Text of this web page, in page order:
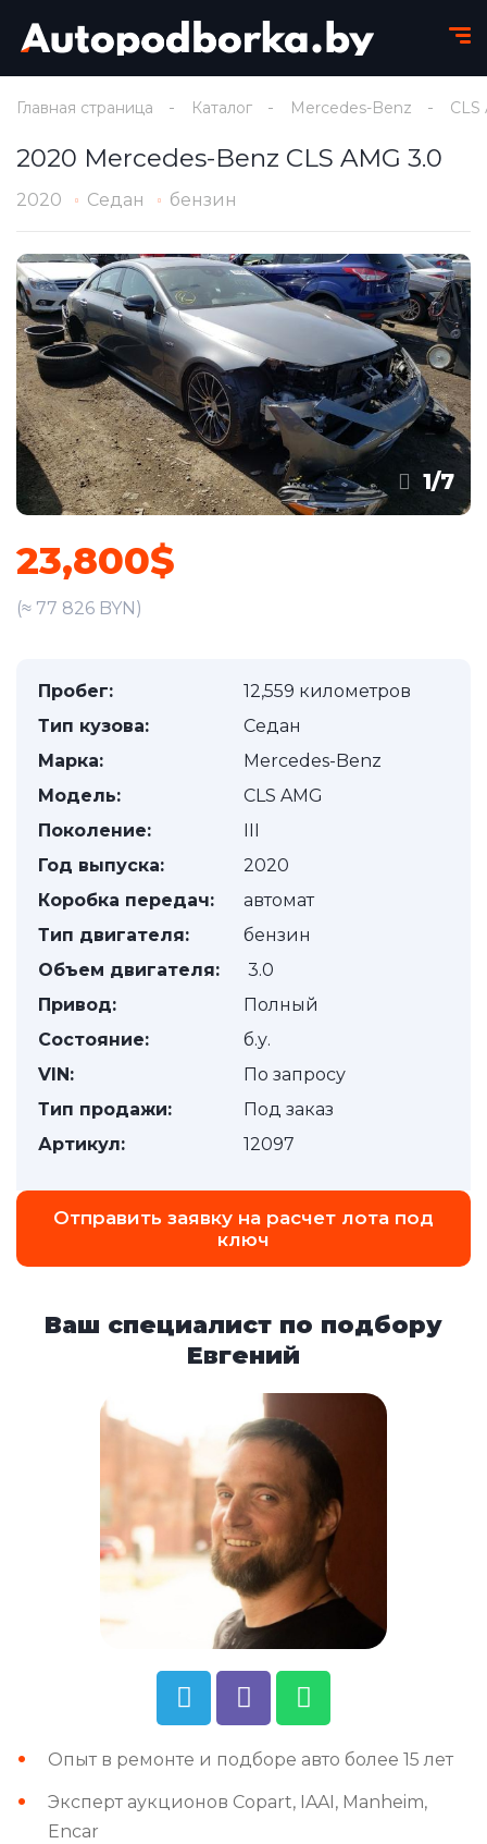
Главная страница Каталог Mercedes-Benz CLS
2020 Mercedes-Benz CLS AMG 3.0
2020 Седан бензин
1/7
23,800$
(≈ 77 826 BYN)
Пробег:
12,559 километров
Тип кузова:
Седан
Марка:
Mercedes-Benz
Модель:
CLS AMG
Поколение:
III
Год выпуска:
2020
Коробка передач:
автомат
Тип двигателя:
бензин
Объем двигателя:
3.0
Привод:
Полный
Состояние:
б.у.
VIN:
По запросу
Тип продажи:
Под заказ
Артикул:
12097
Отправить заявку на расчет лота под
ключ
Ваш специалист по подбору
Евгений
Опыт в ремонте и подборе авто более 15 лет
Эксперт аукционов Copart, IAAI, Manheim,
Encar